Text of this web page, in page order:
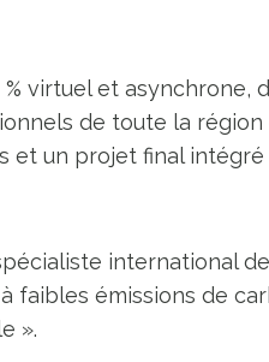
virtuel et asynchrone,
de toute la région
et un projet final
international
faibles émissions de
».